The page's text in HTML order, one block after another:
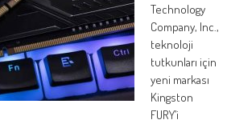
Technology
Company, Inc.,
teknoloji
tutkunları için
yeni markası
Kingston
FURY’i